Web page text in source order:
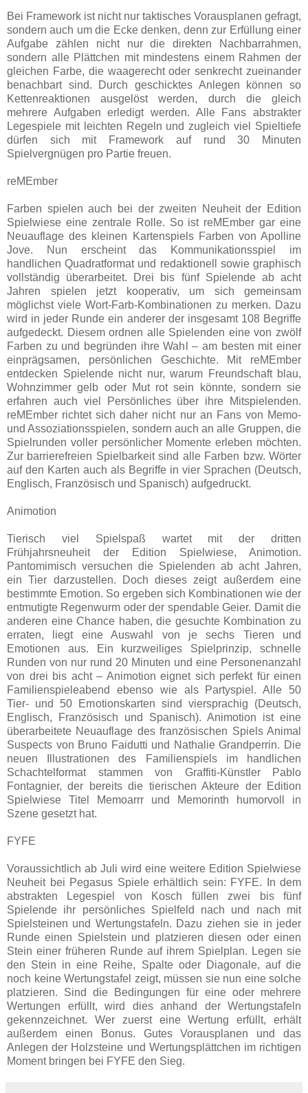
Bei Framework ist nicht nur taktisches Vorausplanen gefragt,
sondern auch um die Ecke denken, denn zur Erfüllung einer
Aufgabe zählen nicht nur die direkten Nachbarrahmen,
sondern alle Plättchen mit mindestens einem Rahmen der
gleichen Farbe, die waagerecht oder senkrecht zueinander
benachbart sind. Durch geschicktes Anlegen können so
Kettenreaktionen ausgelöst werden, durch die gleich
mehrere Aufgaben erledigt werden. Alle Fans abstrakter
Legespiele mit leichten Regeln und zugleich viel Spieltiefe
dürfen sich mit Framework auf rund 30 Minuten
Spielvergnügen pro Partie freuen.
reMEmber
Farben spielen auch bei der zweiten Neuheit der Edition
Spielwiese eine zentrale Rolle. So ist reMEmber gar eine
Neuauflage des kleinen Kartenspiels Farben von Apolline
Jove. Nun erscheint das Kommunikationsspiel im
handlichen Quadratformat und redaktionell sowie graphisch
vollständig überarbeitet. Drei bis fünf Spielende ab acht
Jahren spielen jetzt kooperativ, um sich gemeinsam
möglichst viele Wort-Farb-Kombinationen zu merken. Dazu
wird in jeder Runde ein anderer der insgesamt 108 Begriffe
aufgedeckt. Diesem ordnen alle Spielenden eine von zwölf
Farben zu und begründen ihre Wahl – am besten mit einer
einprägsamen, persönlichen Geschichte. Mit reMEmber
entdecken Spielende nicht nur, warum Freundschaft blau,
Wohnzimmer gelb oder Mut rot sein könnte, sondern sie
erfahren auch viel Persönliches über ihre Mitspielenden.
reMEmber richtet sich daher nicht nur an Fans von Memo-
und Assoziationsspielen, sondern auch an alle Gruppen, die
Spielrunden voller persönlicher Momente erleben möchten.
Zur barrierefreien Spielbarkeit sind alle Farben bzw. Wörter
auf den Karten auch als Begriffe in vier Sprachen (Deutsch,
Englisch, Französisch und Spanisch) aufgedruckt.
Animotion
Tierisch viel Spielspaß wartet mit der dritten
Frühjahrsneuheit der Edition Spielwiese, Animotion.
Pantomimisch versuchen die Spielenden ab acht Jahren,
ein Tier darzustellen. Doch dieses zeigt außerdem eine
bestimmte Emotion. So ergeben sich Kombinationen wie der
entmutigte Regenwurm oder der spendable Geier. Damit die
anderen eine Chance haben, die gesuchte Kombination zu
erraten, liegt eine Auswahl von je sechs Tieren und
Emotionen aus. Ein kurzweiliges Spielprinzip, schnelle
Runden von nur rund 20 Minuten und eine Personenanzahl
von drei bis acht – Animotion eignet sich perfekt für einen
Familienspieleabend ebenso wie als Partyspiel. Alle 50
Tier- und 50 Emotionskarten sind viersprachig (Deutsch,
Englisch, Französisch und Spanisch). Animotion ist eine
überarbeitete Neuauflage des französischen Spiels Animal
Suspects von Bruno Faidutti und Nathalie Grandperrin. Die
neuen Illustrationen des Familienspiels im handlichen
Schachtelformat stammen von Graffiti-Künstler Pablo
Fontagnier, der bereits die tierischen Akteure der Edition
Spielwiese Titel Memoarrr und Memorinth humorvoll in
Szene gesetzt hat.
FYFE
Voraussichtlich ab Juli wird eine weitere Edition Spielwiese
Neuheit bei Pegasus Spiele erhältlich sein: FYFE. In dem
abstrakten Legespiel von Kosch füllen zwei bis fünf
Spielende ihr persönliches Spielfeld nach und nach mit
Spielsteinen und Wertungstafeln. Dazu ziehen sie in jeder
Runde einen Spielstein und platzieren diesen oder einen
Stein einer früheren Runde auf ihrem Spielplan. Legen sie
den Stein in eine Reihe, Spalte oder Diagonale, auf die
noch keine Wertungstafel zeigt, müssen sie nun eine solche
platzieren. Sind die Bedingungen für eine oder mehrere
Wertungen erfüllt, wird dies anhand der Wertungstafeln
gekennzeichnet. Wer zuerst eine Wertung erfüllt, erhält
außerdem einen Bonus. Gutes Vorausplanen und das
Anlegen der Holzsteine und Wertungsplättchen im richtigen
Moment bringen bei FYFE den Sieg.